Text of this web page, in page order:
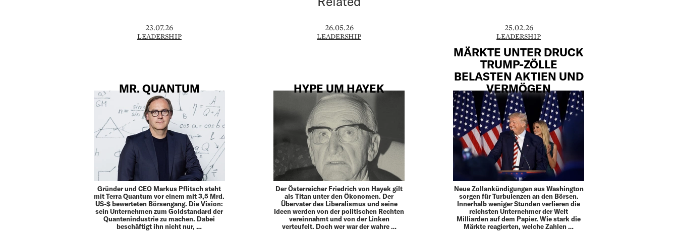
23.07.26
LEADERSHIP
MR. QUANTUM
Gründer und CEO Markus Pflitsch steht
mit Terra Quantum vor einem mit 3,5 Mrd.
US-$ bewerteten Börsengang. Die Vision:
sein Unternehmen zum Goldstandard der
Quantenindustrie zu machen. Dabei
beschäftigt ihn nicht nur, …
26.05.26
LEADERSHIP
HYPE UM HAYEK
Der Österreicher Friedrich von Hayek gilt
als Titan unter den Ökonomen. Der
Übervater des Liberalismus und seine
Ideen werden von der politischen Rechten
vereinnahmt und von der Linken
verteufelt. Doch wer war der wahre …
25.02.26
LEADERSHIP
MÄRKTE UNTER DRUCK
TRUMP-ZÖLLE
BELASTEN AKTIEN UND
VERMÖGEN
Neue Zollankündigungen aus Washington
sorgen für Turbulenzen an den Börsen.
Innerhalb weniger Stunden verlieren die
reichsten Unternehmer der Welt
Milliarden auf dem Papier. Wie stark die
Märkte reagierten, welche Zahlen …